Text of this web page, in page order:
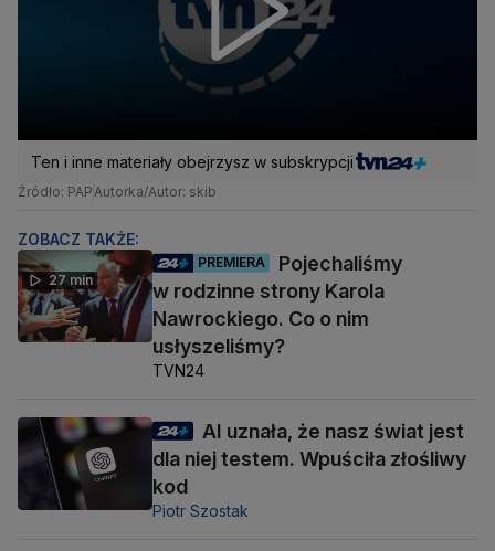
Ten i inne materiały obejrzysz w subskrypcji
Źródło: PAP Autorka/Autor: skib
ZOBACZ TAKŻE:
27 min
PREMIERA
Pojechaliśmy
w rodzinne strony Karola
Nawrockiego. Co o nim
usłyszeliśmy?
TVN24
AI uznała, że nasz świat jest
dla niej testem. Wpuściła złośliwy
kod
Piotr Szostak